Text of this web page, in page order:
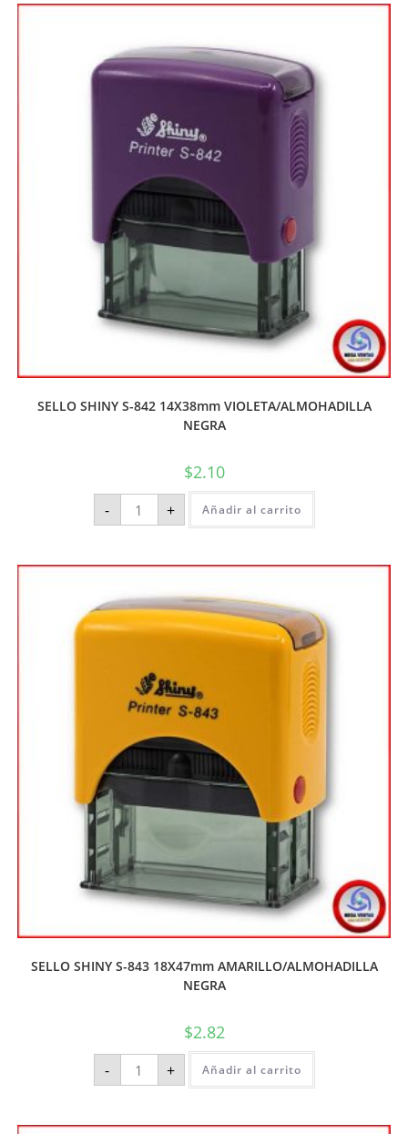
SELLO SHINY S-842 14X38mm VIOLETA/ALMOHADILLA
NEGRA
$2.10
- + Añadir al carrito
SELLO SHINY S-843 18X47mm AMARILLO/ALMOHADILLA
NEGRA
$2.82
- + Añadir al carrito